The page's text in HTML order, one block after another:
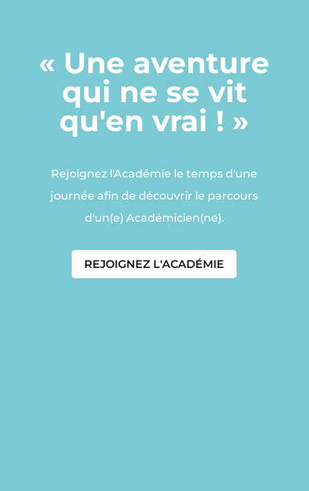
« Une aventure
qui ne se vit
qu'en vrai ! »
Rejoignez l'Académie le temps d'une
journée afin de découvrir le parcours
d'un(e) Académicien(ne).
REJOIGNEZ L'ACADÉMIE